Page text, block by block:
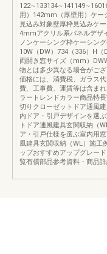
用）142mm（厚壁用）ケー
見込み対象壁厚枠見込みケ
4mmアクリル系パネルデザ
ノンケーシング枠ケーシン
10W（DW）734（336）H
両開き窓サイズ（mm）
物とは多少異なる場合がご
価格には、消費税、ガラス
費、工事費、運賃等は含ま
ラートレンドカラー商品特
切りクローゼットドア通風
内ドア・引戸デザインを選
トドア通風建具玄関収納（
ア・引戸仕様を選ぶ室内用
風建具玄関収納（WL）施工
ップおすすめアップグレー
覧有償部品参考資料・商品